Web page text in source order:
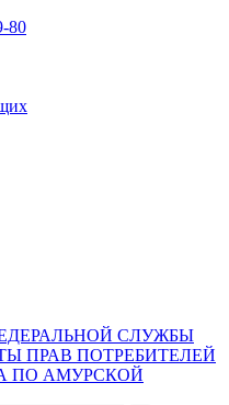
80
СЛУЖБЫ
ПРАВ ПОТРЕБИТЕЛЕЙ
ПО АМУРСКОЙ